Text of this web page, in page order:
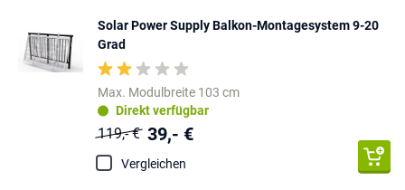
Solar Power Supply Balkon-Montagesystem 9-20
Grad
Max. Modulbreite 103 cm
Direkt verfügbar
119,- € 39,- €
Vergleichen